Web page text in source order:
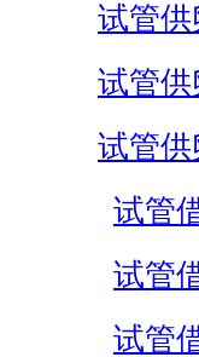
试管
试管供
试管供
试管
试管
试管